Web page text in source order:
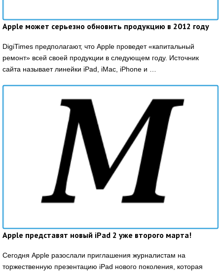
Apple может серьезно обновить продукцию в 2012 году
DigiTimes предполагают, что Apple проведет «капитальный
ремонт» всей своей продукции в следующем году. Источник
сайта называет линейки iPad, iMac, iPhone и …
Apple представят новый iPad 2 уже второго марта!
Сегодня Apple разослали приглашения журналистам на
торжественную презентацию iPad нового поколения, которая